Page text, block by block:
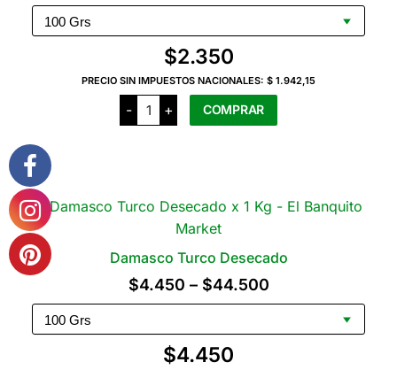
elegir
en
la
página
del
de
precios:
$2.350
$2.350
PRECIO SIN IMPUESTOS NACIONALES: $ 1.942,15
-
Jengibre
Glaseado
en
+ COMPRAR
varias
variantes.
se
elegir
en
Damasco Turco Desecado
$4.450 – $44.500Rango
de
precios:
$4.450